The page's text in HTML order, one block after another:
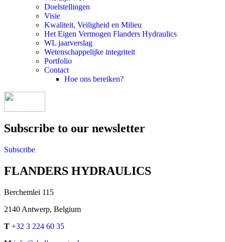
Doelstellingen
Visie
Kwaliteit, Veiligheid en Milieu
Het Eigen Vermogen Flanders Hydraulics
WL jaarverslag
Wetenschappelijke integriteit
Portfolio
Contact
Hoe ons bereiken?
Subscribe to our newsletter
Subscribe
FLANDERS HYDRAULICS
Berchemlei 115
2140 Antwerp, Belgium
T +32 3 224 60 35